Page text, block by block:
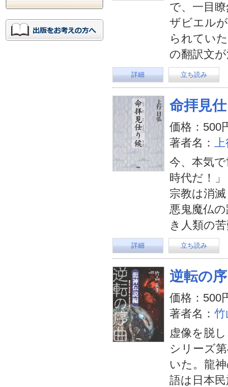
で、一目
ザビエル
られてい
の翻訳文
詳細 立ち読み
命拝見
価格：500
著者名： 上
今、本気
時代だ！
宗教は消
悪鬼魔仏
き人類の
詳細 立ち読み
逆転の
価格：500
著者名： 竹
虚像を脱
シリーズ
いた。龍
語は日本